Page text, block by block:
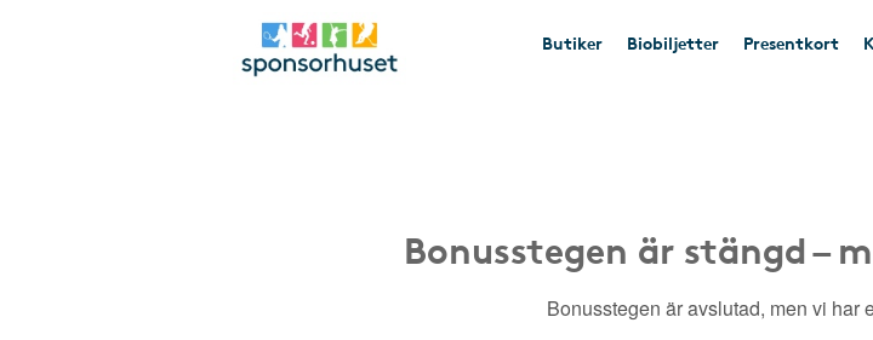
Butiker Biobiljetter Presentkort
Bonusstegen är stängd –
Bonusstegen är avslutad, men vi har